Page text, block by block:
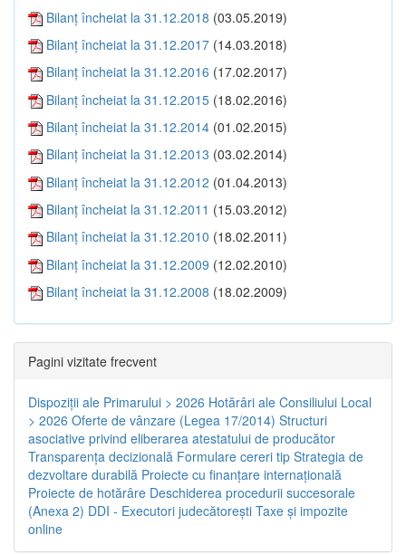
Bilanţ încheiat la 31.12.2018 (03.05.2019)
Bilanţ încheiat la 31.12.2017 (14.03.2018)
Bilanţ încheiat la 31.12.2016 (17.02.2017)
Bilanţ încheiat la 31.12.2015 (18.02.2016)
Bilanţ încheiat la 31.12.2014 (01.02.2015)
Bilanţ încheiat la 31.12.2013 (03.02.2014)
Bilanţ încheiat la 31.12.2012 (01.04.2013)
Bilanţ încheiat la 31.12.2011 (15.03.2012)
Bilanţ încheiat la 31.12.2010 (18.02.2011)
Bilanţ încheiat la 31.12.2009 (12.02.2010)
Bilanţ încheiat la 31.12.2008 (18.02.2009)
Pagini vizitate frecvent
Dispoziţii ale Primarului > 2026 Hotărâri ale Consiliului Local
> 2026 Oferte de vânzare (Legea 17/2014) Structuri
asociative privind eliberarea atestatului de producător
Transparenţa decizională Formulare cereri tip Strategia de
dezvoltare durabilă Proiecte cu finanţare internaţională
Proiecte de hotărâre Deschiderea procedurii succesorale
(Anexa 2) DDI - Executori judecătorești Taxe şi impozite
online